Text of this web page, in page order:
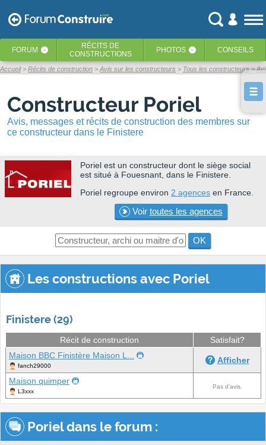
FORUM ‹ RÉCITS DE
CONSTRUCTIONS
PHOTOS ‹ CONSEILS
Accueil Récits de construction Avis sur les constructeurs Tous les constructeurs
Constructeur Poriel
Avis, messages et récits de construction des membres sur
ce constructeur dans le Finistere
Poriel est un constructeur dont le siège social
est situé à Fouesnant, dans le Finistere.
Poriel regroupe environ 2 agences en France.
Voir toutes les agences
OK
Les constructions avec Poriel
Finistere (29)
Récit de construction
Satisfait?
Maison BBC Finistère Maison L...
fanch29000
Afficher
Maison quimper
L3xxx
Pas d'avis.
Poriel dans le forum :